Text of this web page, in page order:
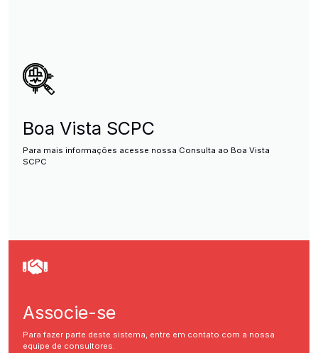
Boa Vista SCPC
Para mais informações acesse nossa Consulta ao Boa Vista
SCPC
Associe-se
Para fazer parte deste sistema, entre em contato com a nossa
equipe de consultores.